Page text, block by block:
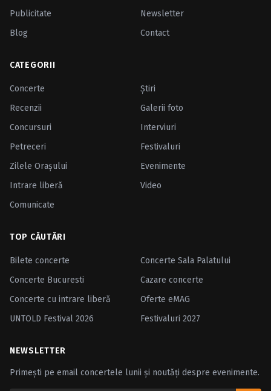
Publicitate
Newsletter
Blog
Contact
CATEGORII
Concerte
Ştiri
Recenzii
Galerii foto
Concursuri
Interviuri
Petreceri
Festivaluri
Zilele Oraşului
Evenimente
Intrare liberă
Video
Comunicate
TOP CĂUTĂRI
Bilete concerte
Concerte Sala Palatului
Concerte Bucuresti
Cazare concerte
Concerte cu intrare liberă
Oferte eMAG
UNTOLD Festival 2026
Festivaluri 2027
NEWSLETTER
Primești pe email concertele lunii și noutăți despre evenimente.